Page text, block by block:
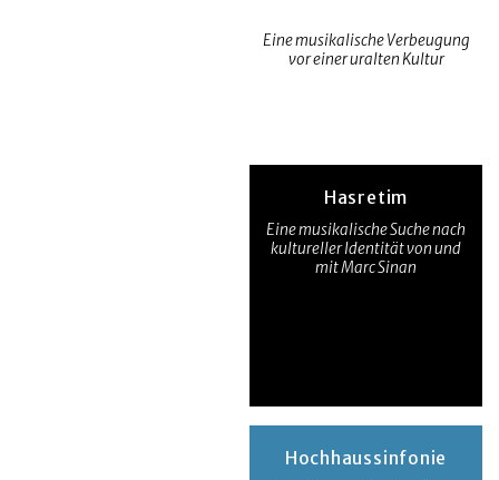
Eine musikalische Verbeugung
vor einer uralten Kultur
Hasretim
Eine musikalische Suche nach
kultureller Identität von und
mit Marc Sinan
Hochhaussinfonie